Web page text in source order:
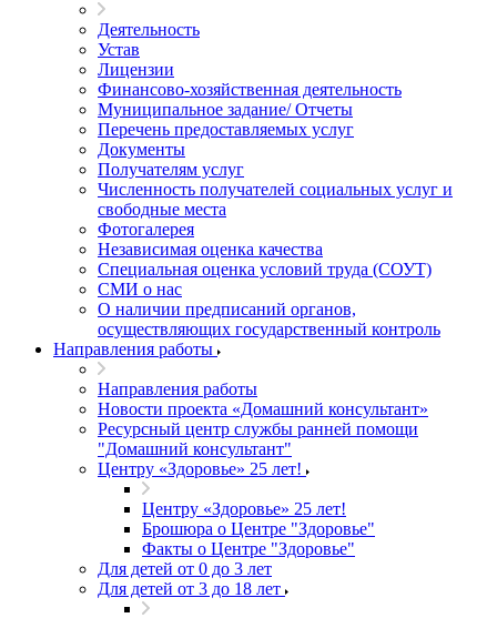
Деятельность
Устав
Лицензии
Финансово-хозяйственная деятельность
Муниципальное задание/ Отчеты
Перечень предоставляемых услуг
Документы
Получателям услуг
Численность получателей социальных услуг и
свободные места
Фотогалерея
Независимая оценка качества
Специальная оценка условий труда (СОУТ)
СМИ о нас
О наличии предписаний органов,
осуществляющих государственный контроль
Направления работы
Направления работы
Новости проекта «Домашний консультант»
Ресурсный центр службы ранней помощи
"Домашний консультант"
Центру «Здоровье» 25 лет!
Центру «Здоровье» 25 лет!
Брошюра о Центре "Здоровье"
Факты о Центре "Здоровье"
Для детей от 0 до 3 лет
Для детей от 3 до 18 лет